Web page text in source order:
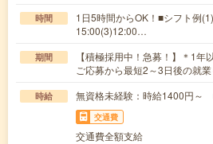
時間
1日5時間からOK！■シフト例
15:00(3)12:00…
期間
【積極採用中！急募！】＊1年
ご応募から最短2～3日後の就
時給 無資格未経験：時給1400円
交通費
交通費全額支給